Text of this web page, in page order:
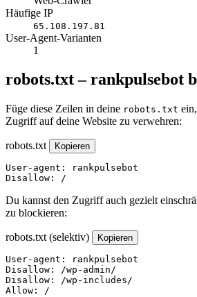
Häufige IP
65.108.197.81
User-Agent-Varianten
1
robots.txt – rankpulsebot
Füge diese Zeilen in deine robots.txt
Zugriff auf deine Website zu verwehren:
robots.txt Kopieren
User-agent: rankpulsebot
Disallow: /
Du kannst den Zugriff auch gezielt
zu blockieren:
robots.txt (selektiv) Kopieren
User-agent: rankpulsebot
Disallow: /wp-admin/
Disallow: /wp-includes/
Allow: /